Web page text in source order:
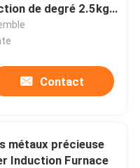
de degré 2.5kg
Contact
métaux précieuse
Induction Furnace